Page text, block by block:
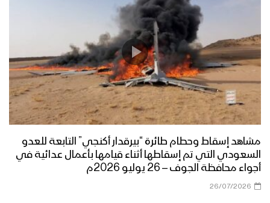
مشاهد إسقاط وحطام طائرة “بيرقدار أكنجي” التابعة للعدو
السعودي التي تم إسقاطها أثناء قيامها بأعمال عدائية في
أجواء محافظة الجوف – 26 يوليو 2026م
26/07/2026